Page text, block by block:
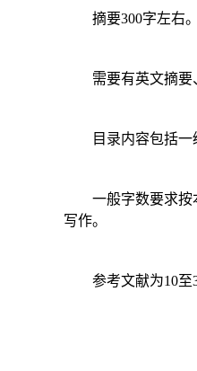
摘要300字左右
需要有英文摘要
目录内容包括一级
一般字数要求按
写作。
参考文献为10至